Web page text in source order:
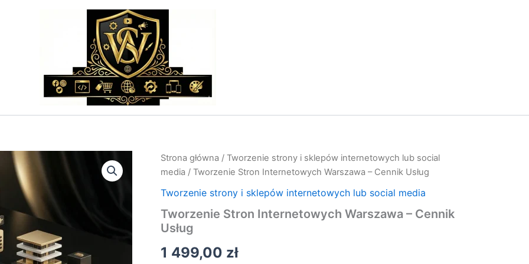
Strona główna / Tworzenie strony i sklepów internetowych lub social
media / Tworzenie Stron Internetowych Warszawa – Cennik Usług
Tworzenie strony i sklepów internetowych lub social media
Tworzenie Stron Internetowych Warszawa – Cennik
Usług
1 499,00 zł
ilość
Tworzenie
Internetowych
Cennik